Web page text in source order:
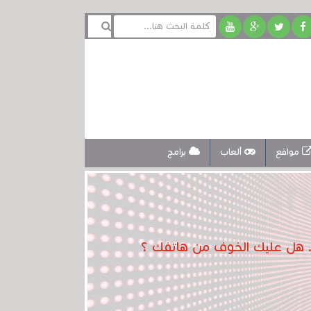
مواقع ألعاب برامج